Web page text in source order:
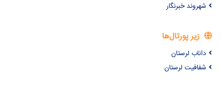
شهروند خبرنگار
زیر پورتال‌ها
داناب لرستان
شفافیت لرستان